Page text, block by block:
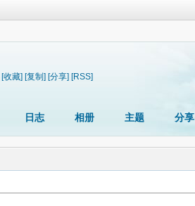
[收藏] [复制] [分享] [RSS]
日志 相册 主题 分享